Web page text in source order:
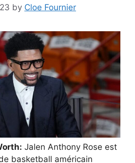
by Cloe Fournier
Jalen Anthony Rose est
basketball américain